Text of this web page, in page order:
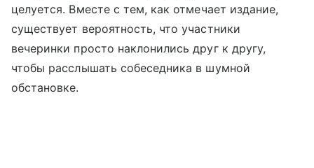
целуется. Вместе с тем, как отмечает издание,
существует вероятность, что участники
вечеринки просто наклонились друг к другу,
чтобы расслышать собеседника в шумной
обстановке.